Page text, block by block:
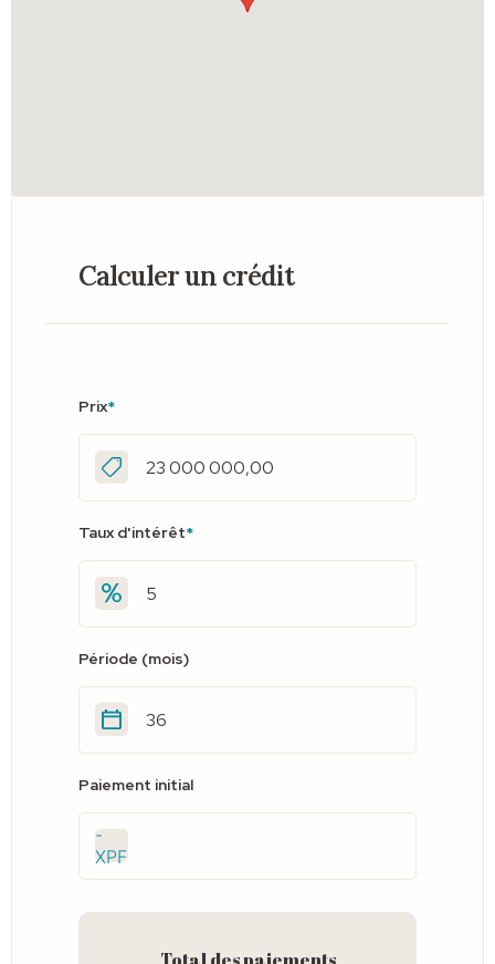
Calculer un crédit
Prix*
Taux d'intérêt*
Période (mois)
Paiement initial
-
XPF
Total des paiements